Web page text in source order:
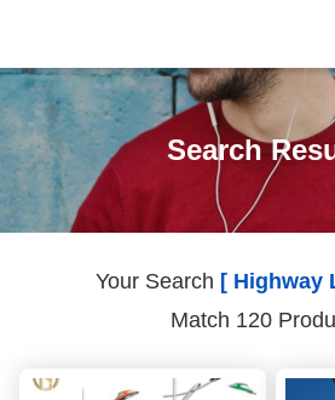
Search
Your Search [ Highway
Match 120